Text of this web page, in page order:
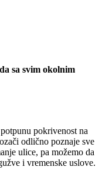
sa svim okolnim
pokrivenost na
odlično poznaje sve
ulice, pa možemo da
i vremenske uslove.